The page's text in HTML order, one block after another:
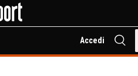
Accedi